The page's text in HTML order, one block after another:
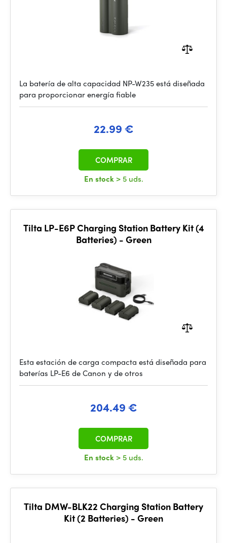
La batería de alta capacidad NP-W235 está diseñada
para proporcionar energía fiable
22.99 €
En stock > 5 uds.
COMPRAR
Tilta LP-E6P Charging Station Battery Kit (4
Batteries) - Green
Esta estación de carga compacta está diseñada para
baterías LP-E6 de Canon y de otros
204.49 €
En stock > 5 uds.
COMPRAR
Tilta DMW-BLK22 Charging Station Battery
Kit (2 Batteries) - Green